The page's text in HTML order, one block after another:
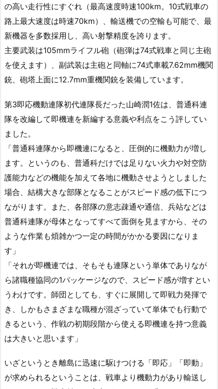
の高い走行性にすぐれ（最高速度時速100km。10式戦車の
路上最大速度は時速70km）、輸送機での空輸も可能で、最
新機器を多数採用し、高い射撃精度を誇ります。
主要武装は105mmライフル砲（砲弾は74式戦車と同じ主砲
を使えます）、副武装は主砲と同軸に74式車載7.62mm機関
銃、砲塔上面に12.7mm重機関銃を装備しています。
第3即応機動連隊初代連隊長だった山崎潤1佐は、普通科連
隊を改編して即機連を新編する意義や利点をこう評してい
ました。
「普通科連隊から即機連になると、圧倒的に機動力が増し
ます。というのも、普通科だけでは足りない火力や対空防
護能力などの機能を加えて各地に機動させようとしました
場合、結構大きな部隊となることがスピード感の低下につ
ながります。また、各部隊の意志疎通や通信、兵站などは
普通科連隊が母体となってすべて面倒を見ますから、その
ような作業も煩雑かつ一定の時間がかかる要因になりま
す」
「それが即機連では、そもそも連隊という単体でありなが
ら諸職種協同の1パッケージなので、スピード感が増すとい
うわけです。師団としても、すぐに展開して即戦力発揮で
き、しかもさまざまな職種が混ざっていて単体でも行動で
きるという、作戦の初期段階から使える即機連を持つ意義
は大きいと思います」
いざというとき離島に迅速に駆けつける「即応」「即動」
が求められるということは、戦車より機動力があり輸送し